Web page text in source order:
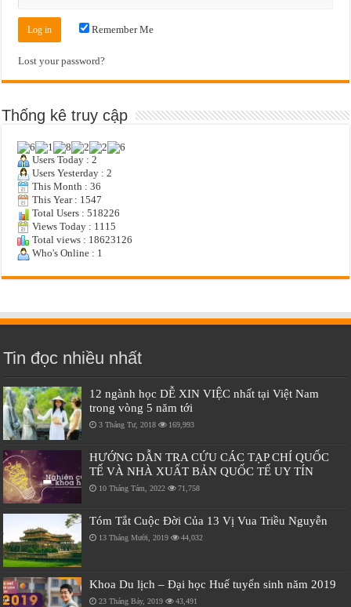
Remember Me
Lost your password?
Thống kê truy cập
Users Today : 2
Users Yesterday : 2
This Month : 36
This Year : 1547
Total Users : 518226
Views Today : 1115
Total views : 18623126
Who's Online : 1
Tin đọc nhiều nhất
12 ngành học DỄ XIN VIỆC nhất tại Việt Nam
trong vòng 5 năm tới
3 Tháng Tư, 2018 169,993
HƯỚNG DẪN TRA CỨU CÁC TẠP CHÍ QUỐC
TẾ VÀ NHÀ XUẤT BẢN QUỐC TẾ UY TÍN
10 Tháng Tám, 2022 71,758
Tóm Tắt Cuộc Đời Của 13 Vị Vua Triều Nguyễn
13 Tháng Mười, 2019 44,032
Khoa Du lịch – Đại học Huế tuyển sinh năm 2019
23 Tháng Bảy, 2019 43,491